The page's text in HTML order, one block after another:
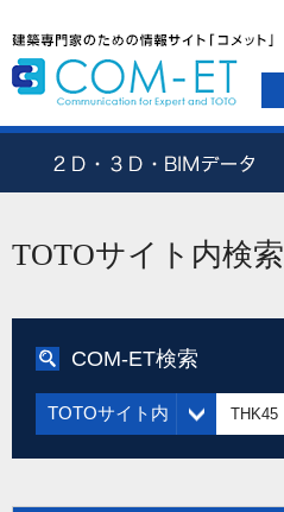
TOTOサイト内検索
COM-ET検索
TOTOサイト内